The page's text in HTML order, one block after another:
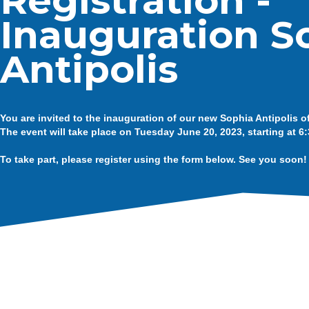
Inauguration
Antipolis
You are invited to the inauguration of our new Sophia Antipolis
The event will take place on Tuesday June 20, 2023, starting at
To take part, please register using the form below. See you soon!